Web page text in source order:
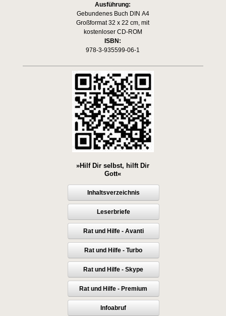
Ausführung:
Gebundenes Buch DIN A4
Großformat 32 x 22 cm, mit
kostenloser CD-ROM
ISBN:
978-3-935599-06-1
»Hilf Dir selbst, hilft Dir
Gott«
Inhaltsverzeichnis
Leserbriefe
Rat und Hilfe - Avanti
Rat und Hilfe - Turbo
Rat und Hilfe - Skype
Rat und Hilfe - Premium
Infoabruf